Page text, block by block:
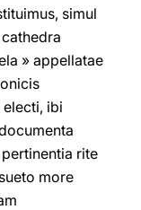
simul
» appellatae
ibi
rite
more